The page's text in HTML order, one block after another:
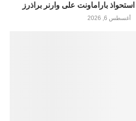
باراماونت على وارنر براذرز
أغسطس 6, 2026